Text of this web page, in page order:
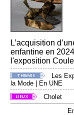
L’acquisition
enfantine en
l'exposition
Les
la Mode | En UNE
Cholet